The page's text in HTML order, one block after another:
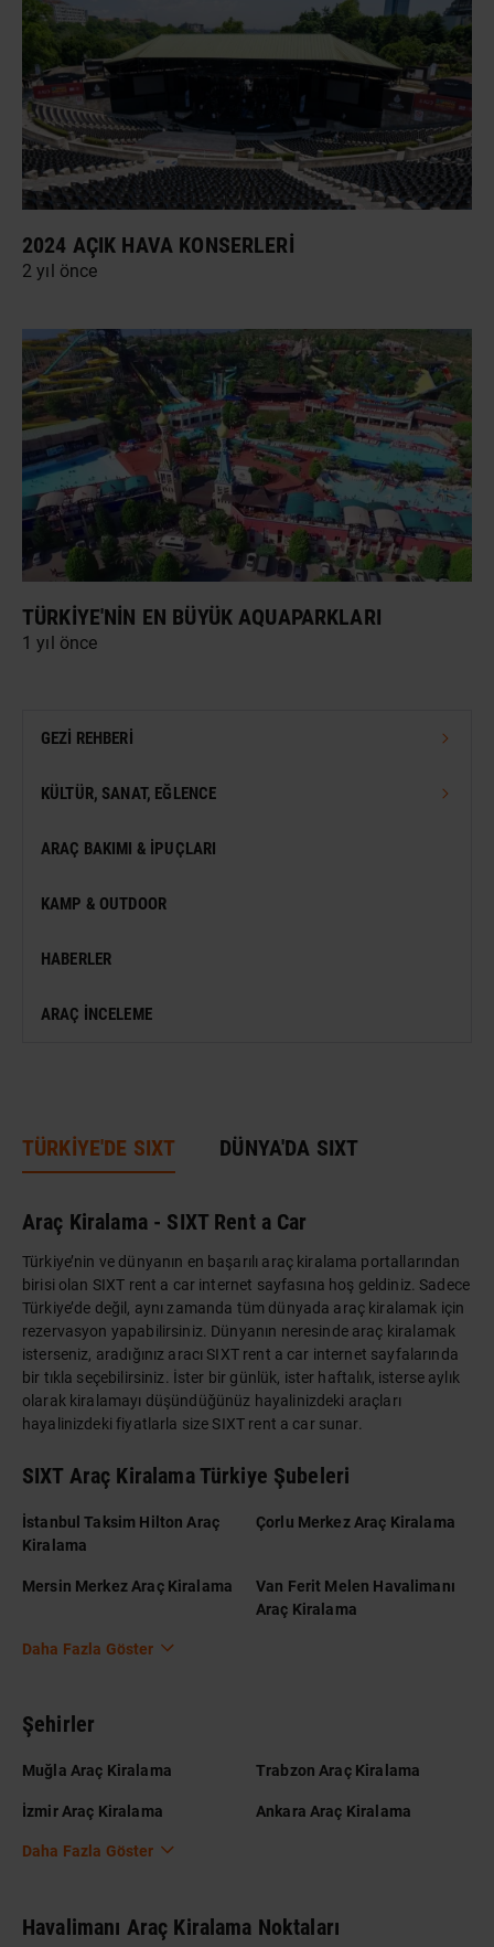
2024 AÇIK HAVA KONSERLERI
2 yıl önce
TÜRKIYE'NIN EN BÜYÜK AQUAPARKLARI
1 yıl önce
GEZI REHBERI
TÜRKIYE GEZI REHBERI
KÜLTÜR, SANAT, EĞLENCE
FESTIVAL
ANTIK KENT & ALANLAR
ARAÇ BAKIMI & İPUÇLARI
KAMP & OUTDOOR
HABERLER
ARAÇ İNCELEME
TÜRKİYE'DE SIXT DÜNYA'DA SIXT
Araç Kiralama - SIXT Rent a Car
Türkiye’nin ve dünyanın en başarılı araç kiralama portallarından
birisi olan SIXT rent a car internet sayfasına hoş geldiniz. Sadece
Türkiye’de değil, aynı zamanda tüm dünyada araç kiralamak için
rezervasyon yapabilirsiniz. Dünyanın neresinde araç kiralamak
isterseniz, aradığınız aracı SIXT rent a car internet sayfalarında
bir tıkla seçebilirsiniz. İster bir günlük, ister haftalık, isterse aylık
olarak kiralamayı düşündüğünüz hayalinizdeki araçları
hayalinizdeki fiyatlarla size SIXT rent a car sunar.
SIXT Araç Kiralama Türkiye Şubeleri
İstanbul Taksim Hilton Araç
Kiralama
Çorlu Merkez Araç Kiralama
Mersin Merkez Araç Kiralama
Van Ferit Melen Havalimanı
Araç Kiralama
Daha Fazla Göster
Şehirler
Muğla Araç Kiralama Trabzon Araç Kiralama
İzmir Araç Kiralama Ankara Araç Kiralama
Daha Fazla Göster
Havalimanı Araç Kiralama Noktaları